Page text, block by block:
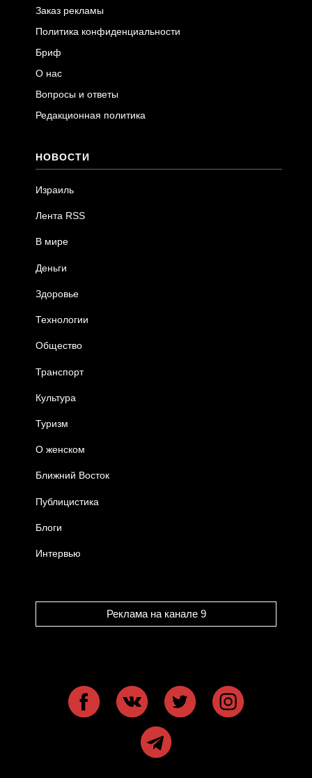
Заказ рекламы
Политика конфиденциальности
Бриф
О нас
Вопросы и ответы
Редакционная политика
НОВОСТИ
Израиль
Лента RSS
В мире
Деньги
Здоровье
Технологии
Общество
Транспорт
Культура
Туризм
О женском
Ближний Восток
Публицистика
Блоги
Интервью
Реклама на канале 9